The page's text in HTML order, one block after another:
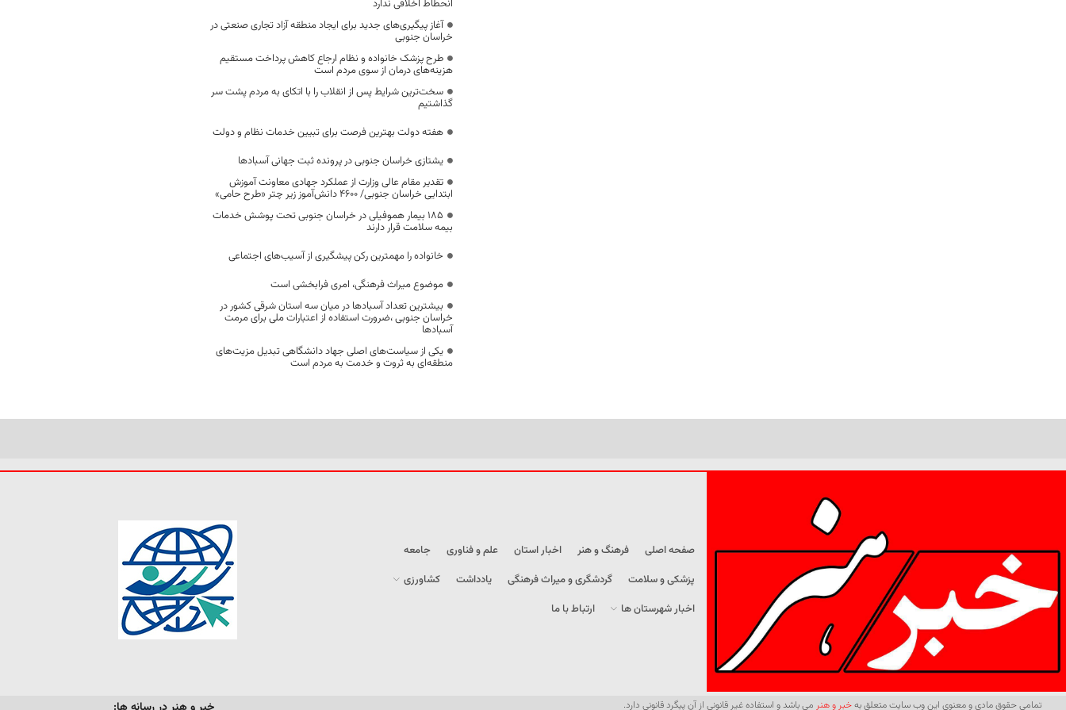
انحطاط اخلاقی ندارد
آغاز پیگیری‌های جدید برای ایجاد منطقه آزاد تجاری صنعتی در
خراسان جنوبی
طرح پزشک خانواده و نظام ارجاع کاهش پرداخت مستقیم
هزینه‌های درمان از سوی مردم است
سخت‌ترین شرایط پس از انقلاب را با اتکای به مردم پشت سر
گذاشتیم
هفته دولت بهترین فرصت برای تبیین خدمات نظام و دولت
یشتازی خراسان جنوبی در پرونده ثبت جهانی آسبادها
تقدیر مقام عالی وزارت از عملکرد جهادی معاونت آموزش
ابتدایی خراسان جنوبی/ ۴۶۰۰ دانش‌آموز زیر چتر «طرح حامی»
۱۸۵ بیمار هموفیلی در خراسان جنوبی تحت پوشش خدمات
بیمه سلامت قرار دارند
خانواده را مهمترین رکن پیشگیری از آسیب‌های اجتماعی
موضوع میراث فرهنگی، امری فرابخشی است
بیشترین تعداد آسبادها در میان سه استان شرقی کشور در
خراسان جنوبی ،ضرورت استفاده از اعتبارات ملی برای مرمت
آسبادها
یکی از سیاست‌های اصلی جهاد دانشگاهی تبدیل مزیت‌های
منطقه‌ای به ثروت و خدمت به مردم است
صفحه اصلی فرهنگ و هنر اخبار استان علم و فناوری
جامعه
پزشکی و سلامت
گردشگری و میراث فرهنگی یادداشت
کشاورزی
اخبار شهرستان ها
ارتباط با ما
تمامی حقوق مادی و معنوی این وب سایت متعلق بهخبر و هنر می باشد و استفاده غیر قانونی از آن پیگرد قانونی دارد.